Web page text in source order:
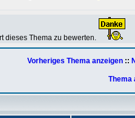
dieses Thema zu bewerten.
Vorheriges Thema anzeigen ::
Thema